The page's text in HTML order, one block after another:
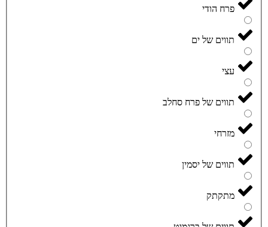
פרח הודי
תווים של ים
עצי
תווים של פרח סחלב
מזרחי
תווים של יסמין
מתקתק